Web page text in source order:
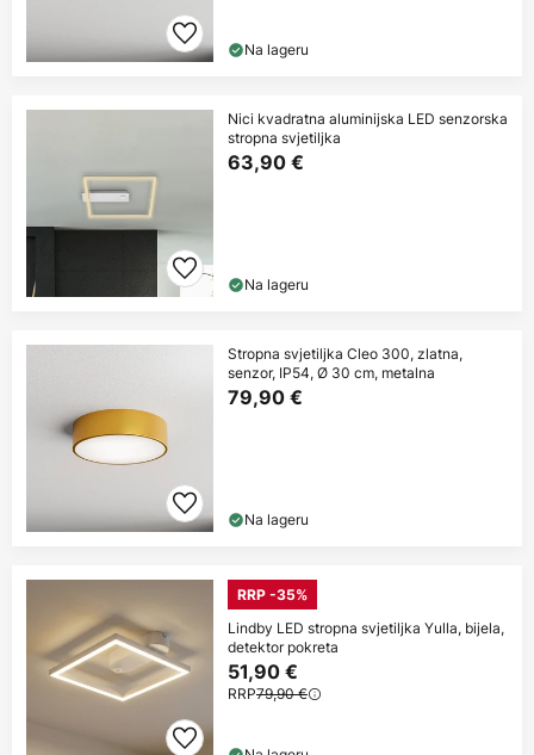
Na lageru
Nici kvadratna aluminijska LED senzorska
stropna svjetiljka
63,90 €
Na lageru
Stropna svjetiljka Cleo 300, zlatna,
senzor, IP54, Ø 30 cm, metalna
79,90 €
Na lageru
RRP -35%
Lindby LED stropna svjetiljka Yulla, bijela,
detektor pokreta
51,90 €
RRP79,90 €